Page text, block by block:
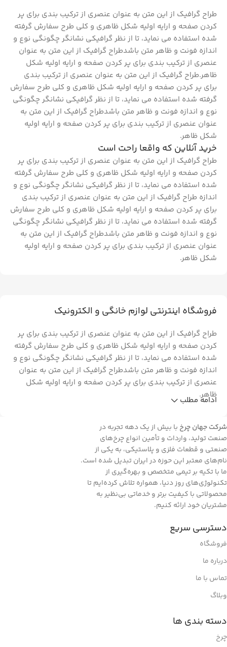
طراح گرافیک از این متن به عنوان عنصری از ترکیب بندی برای پر
کردن صفحه و ارایه اولیه شکل ظاهری و کلی طرح سفارش گرفته
شده استفاده می نماید، تا از نظر گرافیکی نشانگر چگونگی نوع و
اندازه فونت و ظاهر متن باشدطراح گرافیک از این متن به عنوان
عنصری از ترکیب بندی برای پر کردن صفحه و ارایه اولیه شکل
ظاهر.طراح گرافیک از این متن به عنوان عنصری از ترکیب بندی
برای پر کردن صفحه و ارایه اولیه شکل ظاهری و کلی طرح سفارش
گرفته شده استفاده می نماید، تا از نظر گرافیکی نشانگر چگونگی
نوع و اندازه فونت و ظاهر متن باشدطراح گرافیک از این متن به
عنوان عنصری از ترکیب بندی برای پر کردن صفحه و ارایه اولیه
شکل ظاهر.
خرید آنلاین که واقعا راحت است
طراح گرافیک از این متن به عنوان عنصری از ترکیب بندی برای پر
کردن صفحه و ارایه اولیه شکل ظاهری و کلی طرح سفارش گرفته
شده استفاده می نماید، تا از نظر گرافیکی نشانگر چگونگی نوع و
اندازه طراح گرافیک از این متن به عنوان عنصری از ترکیب بندی
برای پر کردن صفحه و ارایه اولیه شکل ظاهری و کلی طرح سفارش
گرفته شده استفاده می نماید، تا از نظر گرافیکی نشانگر چگونگی
نوع و اندازه فونت و ظاهر متن باشدطراح گرافیک از این متن به
عنوان عنصری از ترکیب بندی برای پر کردن صفحه و ارایه اولیه
شکل ظاهر.
فروشگاه اینترنتی لوازم خانگی و الکترونیک
طراح گرافیک از این متن به عنوان عنصری از ترکیب بندی برای پر
کردن صفحه و ارایه اولیه شکل ظاهری و کلی طرح سفارش گرفته
شده استفاده می نماید، تا از نظر گرافیکی نشانگر چگونگی نوع و
اندازه فونت و ظاهر متن باشدطراح گرافیک از این متن به عنوان
عنصری از ترکیب بندی برای پر کردن صفحه و ارایه اولیه شکل
ظاهر.
کردن صفحه و ارایه اولیه شکل ظاهری و کلی طرح سفارش گرفته
شده استفاده می نماید، تا از نظر گرافیکی نشانگر چگونگی نوع و
اندازه فونت و ظاهر متن باشدطراح گرافیک از این متن به عنوان
عنصری از ترکیب بندی برای پر کردن صفحه و ارایه اولیه شکل
ظاهر.
ادامه مطلب
شرکت جهان چرخ با بیش از یک دهه تجربه در
صنعت تولید، واردات و تأمین انواع چرخ‌های
صنعتی و قطعات فلزی و پلاستیکی، به یکی از
نام‌های معتبر این حوزه در ایران تبدیل شده است.
ما با تکیه بر تیمی متخصص و بهره‌گیری از
تکنولوژی‌های روز دنیا، همواره تلاش کرده‌ایم تا
محصولاتی با کیفیت برتر و خدماتی بی‌نظیر به
مشتریان خود ارائه کنیم.
دسترسی سریع
فروشگاه
درباره ما
تماس با ما
وبلاگ
دسته بندی ها
چرخ